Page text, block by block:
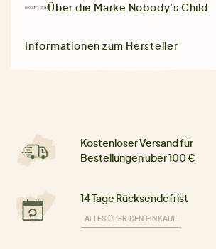
Über die Marke Nobody's Child
Informationen zum Hersteller
Kostenloser Versand für
Bestellungen über 100 €
14 Tage Rücksendefrist
ALLES ÜBER DEN EINKAUF